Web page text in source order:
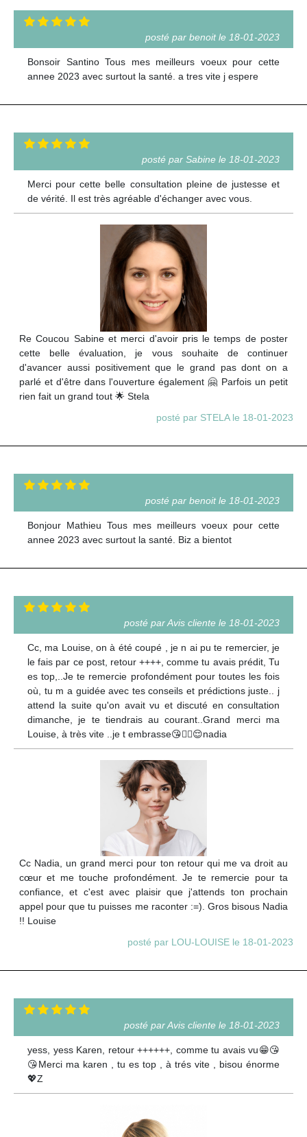
posté par benoit le 18-01-2023
Bonsoir Santino Tous mes meilleurs voeux pour cette
annee 2023 avec surtout la santé. a tres vite j espere
posté par Sabine le 18-01-2023
Merci pour cette belle consultation pleine de justesse et
de vérité. Il est très agréable d'échanger avec vous.
Re Coucou Sabine et merci d'avoir pris le temps de poster
cette belle évaluation, je vous souhaite de continuer
d'avancer aussi positivement que le grand pas dont on a
parlé et d'être dans l'ouverture également 🤗 Parfois un petit
rien fait un grand tout 🌟 Stela
posté par STELA le 18-01-2023
posté par benoit le 18-01-2023
Bonjour Mathieu Tous mes meilleurs voeux pour cette
annee 2023 avec surtout la santé. Biz a bientot
posté par Avis cliente le 18-01-2023
Cc, ma Louise, on à été coupé , je n ai pu te remercier, je
le fais par ce post, retour ++++, comme tu avais prédit, Tu
es top,..Je te remercie profondément pour toutes les fois
où, tu m a guidée avec tes conseils et prédictions juste.. j
attend la suite qu'on avait vu et discuté en consultation
dimanche, je te tiendrais au courant..Grand merci ma
Louise, à très vite ..je t embrasse😘🧚‍♀️😌nadia
Cc Nadia, un grand merci pour ton retour qui me va droit au
cœur et me touche profondément. Je te remercie pour ta
confiance, et c'est avec plaisir que j'attends ton prochain
appel pour que tu puisses me raconter :=). Gros bisous Nadia
!! Louise
posté par LOU-LOUISE le 18-01-2023
posté par Avis cliente le 18-01-2023
yess, yess Karen, retour ++++++, comme tu avais vu😁😘
😘Merci ma karen , tu es top , à trés vite , bisou énorme
💖Z